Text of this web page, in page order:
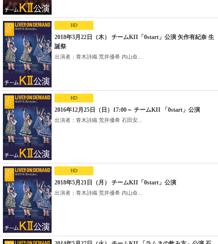
HD
2018年3月22日（木） チームKII「0start」公演 矢作有紀奈 生
誕祭
出演者：青木詩織 荒井優希 内山命...
HD
2016年12月25日（日）17:00～ チームKII 「0start」公演
出演者：青木詩織 荒井優希 石田安...
HD
2018年5月21日（月） チームKII「0start」公演
出演者：青木詩織 荒井優希 内山命...